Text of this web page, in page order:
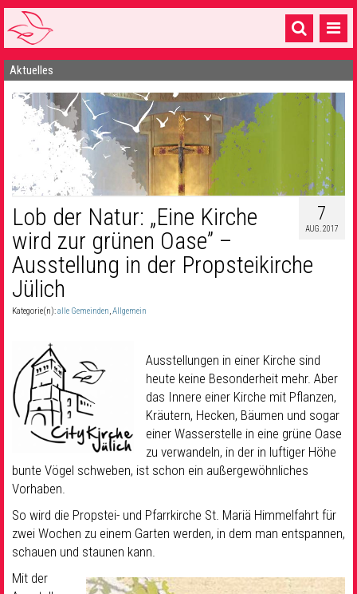
Startseite
1 Pfarrei
16 Gemeinden & mehr
Gottesdienste & Sinnsuche
Gemeinschaft & Soziales
Musik& Kultur
Seelsorge & Kontakt
Aktuelles
7
AUG. 2017
Lob der Natur: „Eine Kirche
wird zur grünen Oase” –
Ausstellung in der Propsteikirche
Jülich
Kategorie(n):alle Gemeinden,Allgemein
Ausstellungen in einer Kirche sind
heute keine Besonderheit mehr. Aber
das Innere einer Kirche mit Pflanzen,
Kräutern, Hecken, Bäumen und sogar
einer Wasserstelle in eine grüne Oase
zu verwandeln, in der in luftiger Höhe
bunte Vögel schweben, ist schon ein außergewöhnliches
Vorhaben.
So wird die Propstei- und Pfarrkirche St. Mariä Himmelfahrt für
zwei Wochen zu einem Garten werden, in dem man entspannen,
schauen und staunen kann.
Mit der